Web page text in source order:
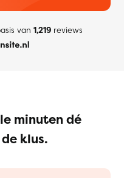
van 1,219reviews
minuten dé
klus.